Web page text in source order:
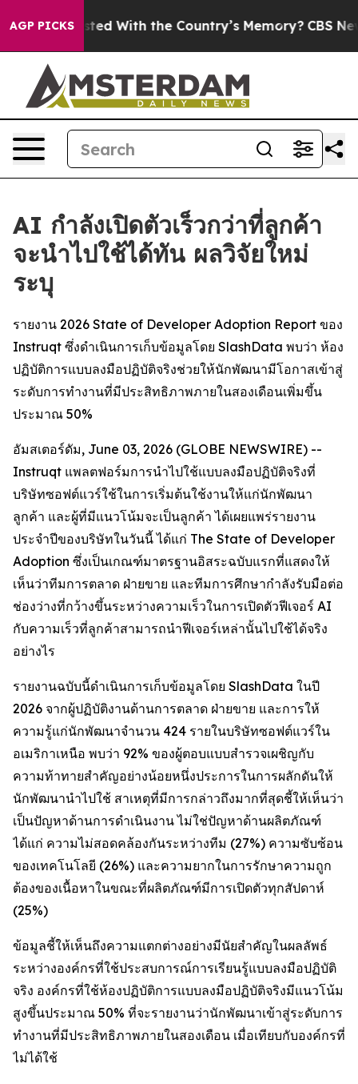
AGP PICKS
Trusted With the Country’s Memory? CBS News
AI กำลังเปิดตัวเร็วกว่าที่ลูกค้า
จะนำไปใช้ได้ทัน ผลวิจัยใหม่
ระบุ
รายงาน 2026 State of Developer Adoption Report ของ
Instruqt ซึ่งดำเนินการเก็บข้อมูลโดย SlashData พบว่า ห้อง
ปฏิบัติการแบบลงมือปฏิบัติจริงช่วยให้นักพัฒนามีโอกาสเข้าสู่
ระดับการทำงานที่มีประสิทธิภาพภายในสองเดือนเพิ่มขึ้น
ประมาณ 50%
อัมสเตอร์ดัม, June 03, 2026 (GLOBE NEWSWIRE) --
Instruqt แพลตฟอร์มการนำไปใช้แบบลงมือปฏิบัติจริงที่
บริษัทซอฟต์แวร์ใช้ในการเริ่มต้นใช้งานให้แก่นักพัฒนา
ลูกค้า และผู้ที่มีแนวโน้มจะเป็นลูกค้า ได้เผยแพร่รายงาน
ประจำปีของบริษัทในวันนี้ ได้แก่ The State of Developer
Adoption ซึ่งเป็นเกณฑ์มาตรฐานอิสระฉบับแรกที่แสดงให้
เห็นว่าทีมการตลาด ฝ่ายขาย และทีมการศึกษากำลังรับมือต่อ
ช่องว่างที่กว้างขึ้นระหว่างความเร็วในการเปิดตัวฟีเจอร์ AI
กับความเร็วที่ลูกค้าสามารถนำฟีเจอร์เหล่านั้นไปใช้ได้จริง
อย่างไร
รายงานฉบับนี้ดำเนินการเก็บข้อมูลโดย SlashData ในปี
2026 จากผู้ปฏิบัติงานด้านการตลาด ฝ่ายขาย และการให้
ความรู้แก่นักพัฒนาจำนวน 424 รายในบริษัทซอฟต์แวร์ใน
อเมริกาเหนือ พบว่า 92% ของผู้ตอบแบบสำรวจเผชิญกับ
ความท้าทายสำคัญอย่างน้อยหนึ่งประการในการผลักดันให้
นักพัฒนานำไปใช้ สาเหตุที่มีการกล่าวถึงมากที่สุดชี้ให้เห็นว่า
เป็นปัญหาด้านการดำเนินงาน ไม่ใช่ปัญหาด้านผลิตภัณฑ์
ได้แก่ ความไม่สอดคล้องกันระหว่างทีม (27%) ความซับซ้อน
ของเทคโนโลยี (26%) และความยากในการรักษาความถูก
ต้องของเนื้อหาในขณะที่ผลิตภัณฑ์มีการเปิดตัวทุกสัปดาห์
(25%)
ข้อมูลชี้ให้เห็นถึงความแตกต่างอย่างมีนัยสำคัญในผลลัพธ์
ระหว่างองค์กรที่ใช้ประสบการณ์การเรียนรู้แบบลงมือปฏิบัติ
จริง องค์กรที่ใช้ห้องปฏิบัติการแบบลงมือปฏิบัติจริงมีแนวโน้ม
สูงขึ้นประมาณ 50% ที่จะรายงานว่านักพัฒนาเข้าสู่ระดับการ
ทำงานที่มีประสิทธิภาพภายในสองเดือน เมื่อเทียบกับองค์กรที่
ไม่ได้ใช้